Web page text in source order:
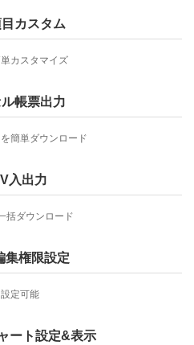
カスタム
カスタマイズ
帳票出力
簡単ダウンロード
入出力
括ダウンロード
集権限設定
定可能
ート設定&表示